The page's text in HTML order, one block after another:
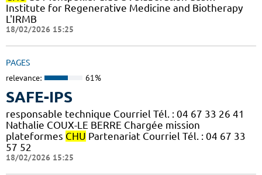
Institute for Regenerative Medicine and Biotherapy
L'IRMB
18/02/2026 15:25
PAGES
relevance: 61%
SAFE-IPS
responsable technique Courriel Tél. : 04 67 33 26 41
Nathalie COUX-LE BERRE Chargée mission
plateformes CHU Partenariat Courriel Tél. : 04 67 33
57 52
18/02/2026 15:25